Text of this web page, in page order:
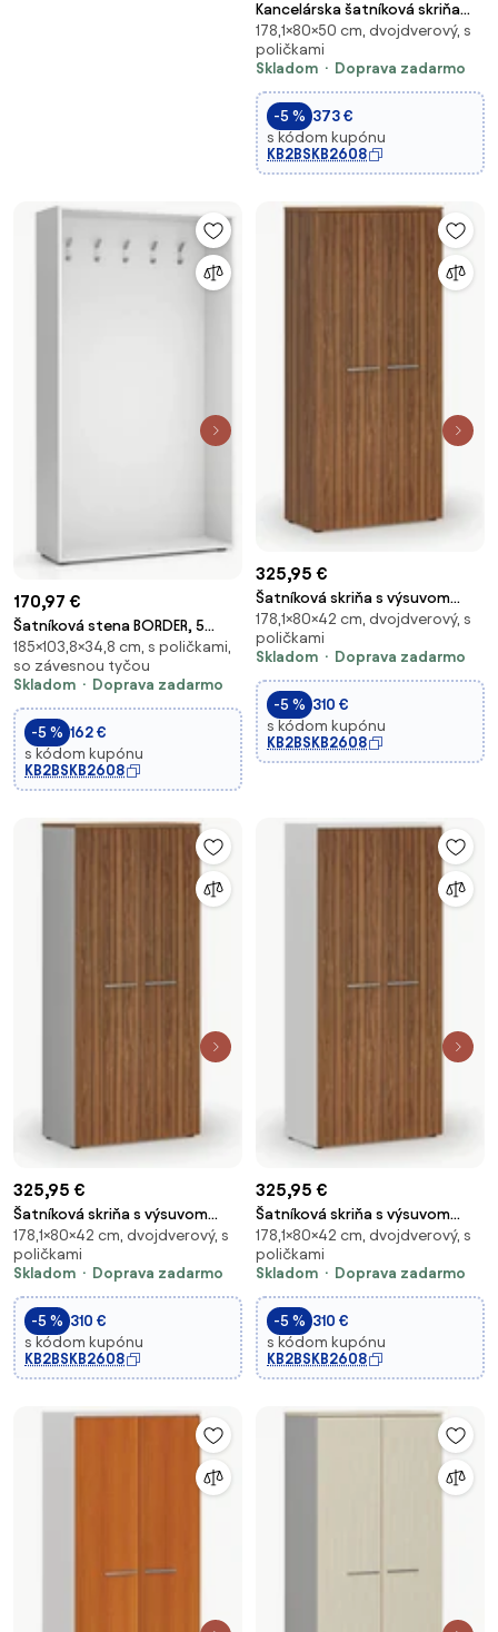
Kancelárska šatníková skriňa
PRIMO WHITE, 3 police,
šatníková tyč, 800 x 500 x 1781
mm, biela/orech
178,1×80×50 cm, dvojdverový, s
poličkami
Skladom
Doprava zadarmo
-5 % 373 €
s kódom kupónu
KB2BSKB2608
170,97 €
Šatníková stena BORDER, 5
háčikov, biela
185×103,8×34,8 cm, s poličkami,
so závesnou tyčou
Skladom
Doprava zadarmo
-5 % 162 €
s kódom kupónu
KB2BSKB2608
325,95 €
Šatníková skriňa s výsuvom
PRIMO WOOD, 800 x 420 x 1781
mm, orech
178,1×80×42 cm, dvojdverový, s
poličkami
Skladom
Doprava zadarmo
-5 % 310 €
s kódom kupónu
KB2BSKB2608
325,95 €
Šatníková skriňa s výsuvom
PRIMO GRAY, 800 x 420 x 1781
mm, sivá/orech
178,1×80×42 cm, dvojdverový, s
poličkami
Skladom
Doprava zadarmo
-5 % 310 €
s kódom kupónu
KB2BSKB2608
325,95 €
Šatníková skriňa s výsuvom
PRIMO WHITE, 800 x 420 x 1781
mm, biela/orech
178,1×80×42 cm, dvojdverový, s
poličkami
Skladom
Doprava zadarmo
-5 % 310 €
s kódom kupónu
KB2BSKB2608